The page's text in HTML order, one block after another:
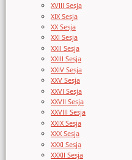
XVIII Sesja
XIX Sesja
XX Sesja
XXI Sesja
XXII Sesja
XXIII Sesja
XXIV Sesja
XXV Sesja
XXVI Sesja
XXVII Sesja
XXVIII Sesja
XXIX Sesja
XXX Sesja
XXXI Sesja
XXXII Sesja